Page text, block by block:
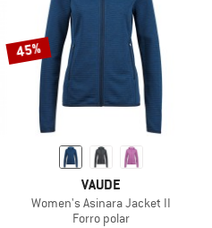
45%
VAUDE
Women's Asinara Jacket II
Forro polar